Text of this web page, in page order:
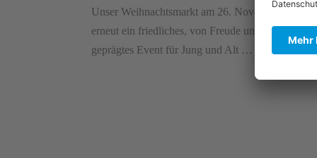
Unser Weihnachtsmarkt am 26. November war
erneut ein friedliches, von Freude und Geselligkeit
geprägtes Event für Jung und Alt …